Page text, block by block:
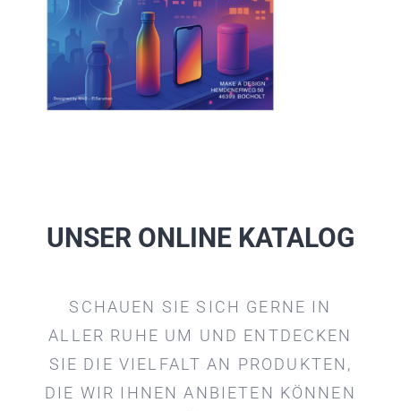
UNSER ONLINE KATALOG
SCHAUEN SIE SICH GERNE IN
ALLER RUHE UM UND ENTDECKEN
SIE DIE VIELFALT AN PRODUKTEN,
DIE WIR IHNEN ANBIETEN KÖNNEN